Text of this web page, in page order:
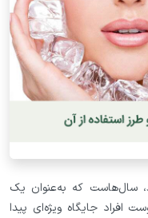
سال‌هاست که به‌عنوان یک
افراد جایگاه ویژه‌ای پیدا